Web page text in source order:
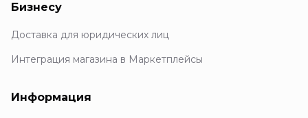
Бизнесу
Доставка для юридических лиц
Интеграция магазина в Маркетплейсы
Информация